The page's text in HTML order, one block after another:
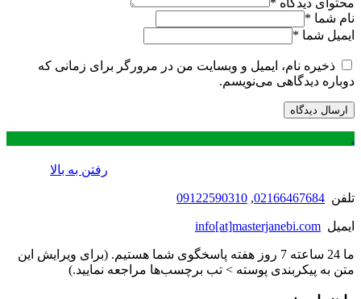
محتوای دیدگاه *
نام شما *
ایمیل شما *
ذخیره نام، ایمیل و وبسایت من در مرورگر برای زمانی که
دوباره دیدگاهی می‌نویسم.
.
رفتن به بالا
تلفن 02166467684
,
09122590310
ایمیل info[at]masterjanebi.com
ما 24 ساعته 7 روز هفته پاسخگوی شما هستیم. (برای ویرایش این
متن به پیکربندی پوسته > تب برچسب‌ها مراجعه نمایید.)